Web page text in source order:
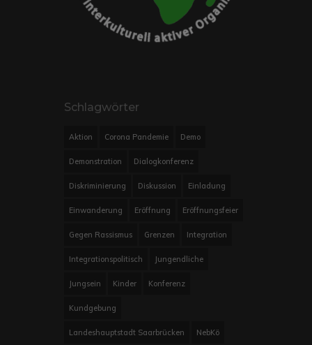
Schlagwörter
Aktion Corona Pandemie Demo
Demonstration Dialogkonferenz
Diskriminierung Diskussion Einladung
Einwanderung Eröffnung Eröffnungsfeier
Gegen Rassismus Grenzen Integration
Integrationspolitisch Jungendliche
Jungsein Kinder Konferenz
Kundgebung
Landeshauptstadt Saarbrücken NebKö